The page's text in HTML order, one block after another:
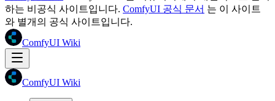
하는 비공식 사이트입니다. ComfyUI 공식 문서 는 이 사이트
와 별개의 공식 사이트입니다.
ComfyUI Wiki
ComfyUI Wiki